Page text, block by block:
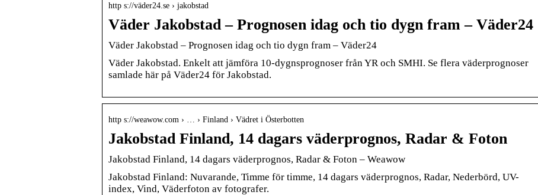
http s://väder24.se › jakobstad
Väder Jakobstad – Prognosen idag och tio dygn fram – Väder24
Väder Jakobstad – Prognosen idag och tio dygn fram – Väder24
Väder Jakobstad. Enkelt att jämföra 10-dygnsprognoser från YR och SMHI. Se flera väderprognoser
samlade här på Väder24 för Jakobstad.
http s://weawow.com › … › Finland › Vädret i Österbotten
Jakobstad Finland, 14 dagars väderprognos, Radar & Foton
Jakobstad Finland, 14 dagars väderprognos, Radar & Foton – Weawow
Jakobstad Finland: Nuvarande, Timme för timme, 14 dagars väderprognos, Radar, Nederbörd, UV-
index, Vind, Väderfoton av fotografer.